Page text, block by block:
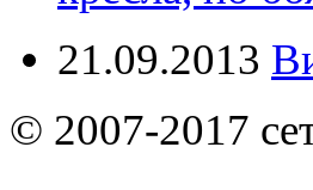
21.09.2013
© 2007-2017